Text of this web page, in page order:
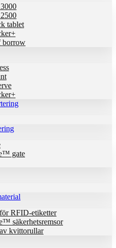
tablet
borrow
gate
RFID-etiketter
säkerhetsremsor
kvittorullar